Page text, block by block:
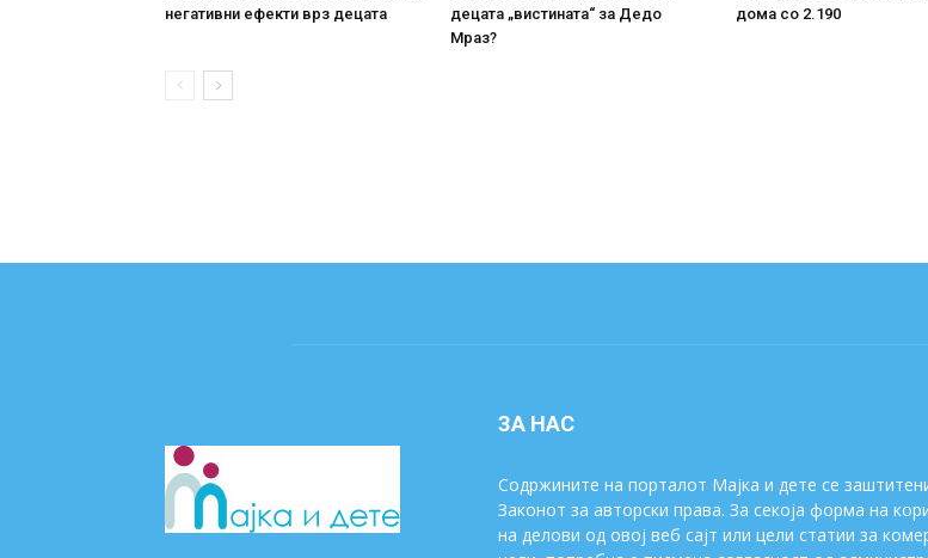
негативни ефекти врз децата
децата „вистината“ за Дедо
Мраз?
дома со 2.190
ЗА НАС
Содржините на порталот Мајка и дете се
Законот за авторски права. За секоја форма на
на делови од овој веб сајт или цели статии за